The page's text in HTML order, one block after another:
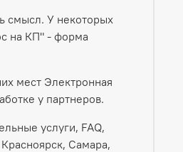
смысл. У некоторых
на КП" - форма
мест Электронная
у партнеров.
услуги, FAQ,
Самара,